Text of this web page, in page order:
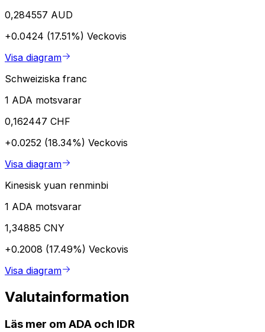
0,284557 AUD
+0.0424 (17.51%) Veckovis
Visa diagram
Schweiziska franc
1 ADA motsvarar
0,162447 CHF
+0.0252 (18.34%) Veckovis
Visa diagram
Kinesisk yuan renminbi
1 ADA motsvarar
1,34885 CNY
+0.2008 (17.49%) Veckovis
Visa diagram
Valutainformation
Läs mer om ADA och IDR